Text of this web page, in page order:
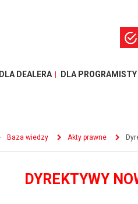
DLA DEALERA DLA PROGRAMISTY
Baza wiedzy Akty prawne
DYREKTYWY